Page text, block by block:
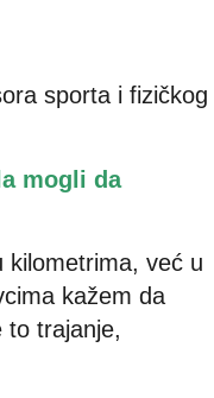
sporta i fizičkog
mogli da
kilometrima, već u
kažem da
to trajanje,